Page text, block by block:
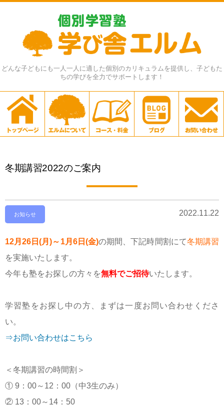
どんな子どもにも一人一人に適した個別のカリキュラムを提供し、子どもた
ちの学びを全力でサポートします！
冬期講習2022のご案内
2022.11.22
お知らせ
12月26日(月)～1月6日(金)の期間、下記時間割にて冬期講習
を実施いたします。
今年も塾をお探しの方々を無料でご招待いたします。
学習塾をお探し中の方、まずは一度お問い合わせくださ
い。
⇒お問い合わせはこちら
＜冬期講習の時間割＞
① 9：00～12：00（中3生のみ）
② 13：00～14：50